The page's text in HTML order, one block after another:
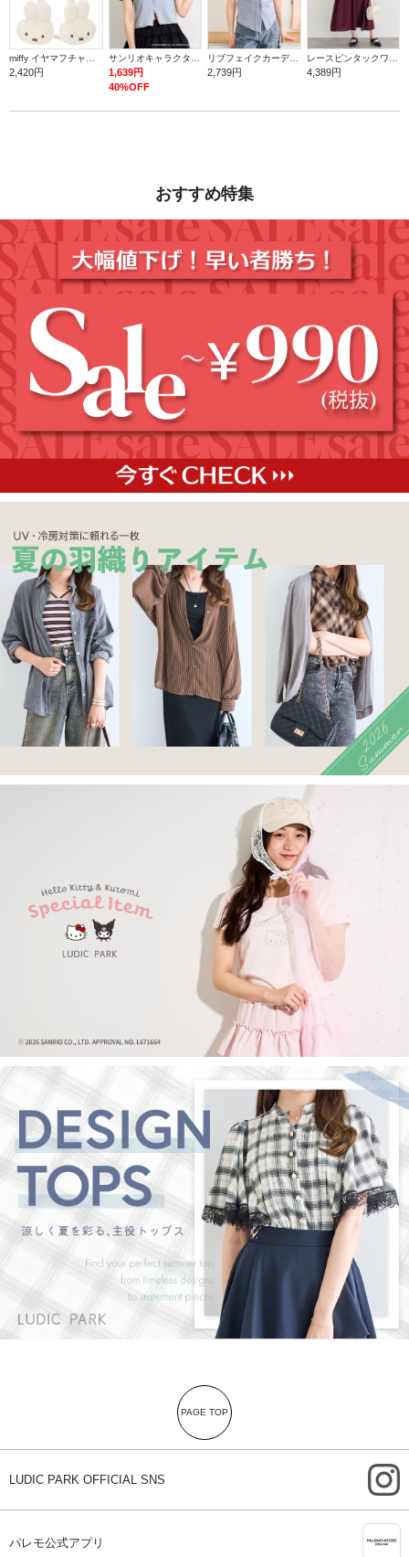
miffy イヤマフチャーム ミッフィー【ミッフィー】
2,420円
サンリオキャラクターズ ダブルZIPラメトップス
1,639円
40%OFF
リブフェイクカーディガン
2,739円
レースピンタックワンピース
4,389円
おすすめ特集
PAGE TOP
LUDIC PARK OFFICIAL SNS
パレモ公式アプリ